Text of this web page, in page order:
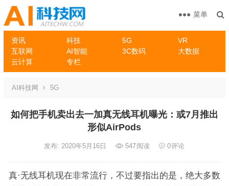
资讯 科技 5G
VR
互联网
AI智能 3C数码
大数据
云计算
专栏
菜单
AI科技网 5G
如何把手机卖出去一加真无线耳机曝光：或7月推出
形似AirPods
发布: 2020年5月16日 547阅读 0评论
真·无线耳机现在非常流行，不过要指出的是，绝大多数